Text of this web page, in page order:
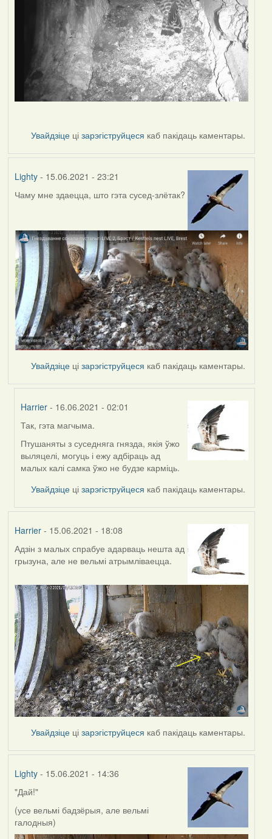
Увайдзіце цізарэгіструйцеся каб пакідаць каментары.
Lighty- 15.06.2021 - 23:21
Чаму мне здаецца, што гэта сусед-злётак?
Увайдзіце цізарэгіструйцеся каб пакідаць каментары.
Harrier - 16.06.2021 - 02:01
In
reply
to
by
Так, гэта магчыма.
Птушаняты з суседняга гнязда, якія ўжо
выляцелі, могуць і ежу адбіраць ад
малых калі самка ўжо не будзе карміць.
Увайдзіце цізарэгіструйцеся каб пакідаць каментары.
Harrier- 15.06.2021 - 18:08
Адзін з малых спрабуе адарваць нешта ад
грызуна, але не вельмі атрымліваецца.
Увайдзіце цізарэгіструйцеся каб пакідаць каментары.
Lighty- 15.06.2021 - 14:36
"Дай!"
(усе вельмі бадзёрыя, але вельмі
галодныя)